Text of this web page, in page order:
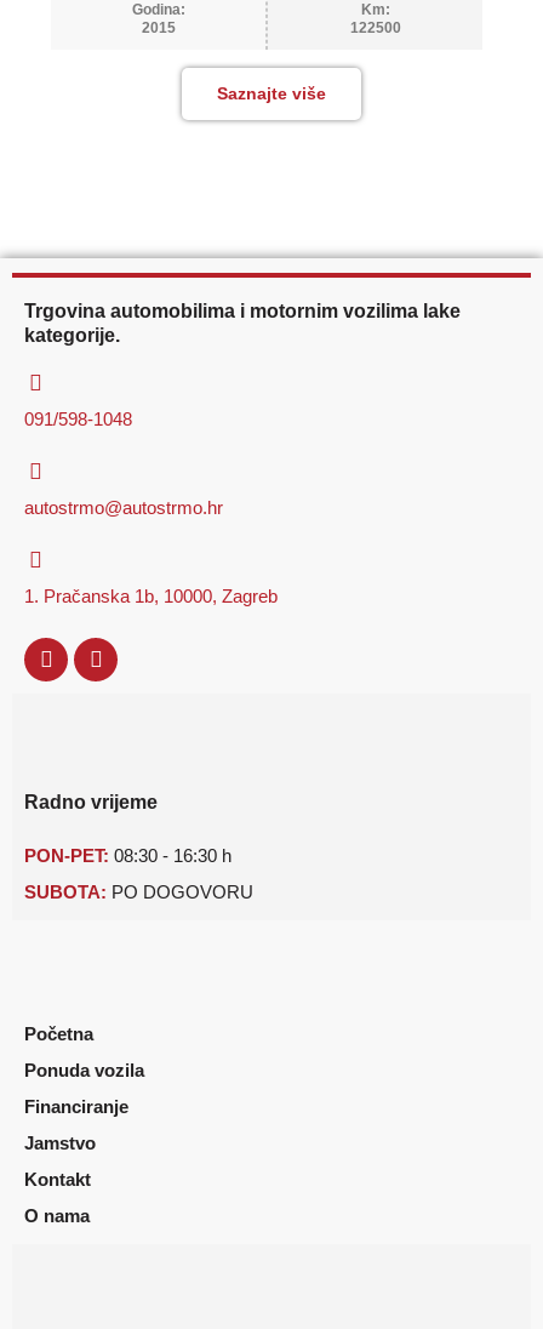
Godina:
2015
Km:
122500
Saznajte više
Trgovina automobilima i motornim vozilima lake
kategorije.
091/598-1048
autostrmo@autostrmo.hr
1. Pračanska 1b, 10000, Zagreb
Radno vrijeme
PON-PET: 08:30 - 16:30 h
SUBOTA: PO DOGOVORU
Početna
Ponuda vozila
Financiranje
Jamstvo
Kontakt
O nama